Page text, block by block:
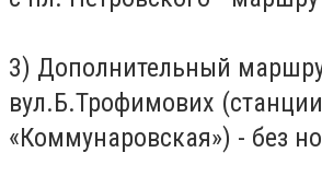
3) Дополнительный
вул.Б.Трофимових
«Коммунаровская») - без